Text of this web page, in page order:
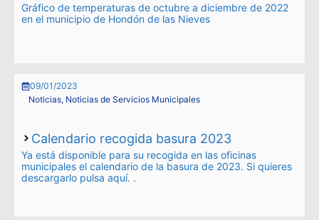
Gráfico de temperaturas de octubre a diciembre de 2022
en el municipio de Hondón de las Nieves
09/01/2023
Noticias, Noticias de Servicios Municipales
Calendario recogida basura 2023
Ya está disponible para su recogida en las oficinas
municipales el calendario de la basura de 2023. Si quieres
descargarlo pulsa aquí. .